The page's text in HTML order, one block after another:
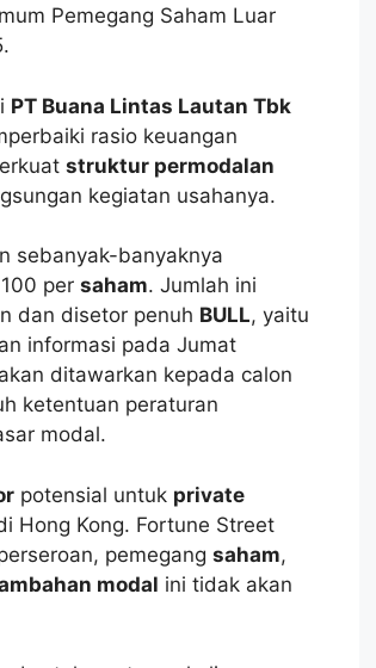
Pemegang Saham Luar
PT Buana Lintas Lautan Tbk
rasio keuangan
struktur permodalan
kegiatan usahanya.
sebanyak-banyaknya
per saham. Jumlah ini
dan disetor penuh BULL, yaitu
informasi pada Jumat
ditawarkan kepada calon
ketentuan peraturan
modal.
potensial untuk private
Hong Kong. Fortune Street
pemegang saham,
modal ini tidak akan